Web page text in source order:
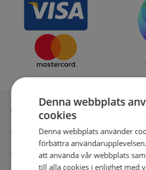
Inga kopior till omfrågad
Säker betalning med stripe
Direkt digital leverans
Denna webbplats
cookies
Denna webbplats använder
förbättra
att använda vår webbplats
till alla cookies i enlighet med